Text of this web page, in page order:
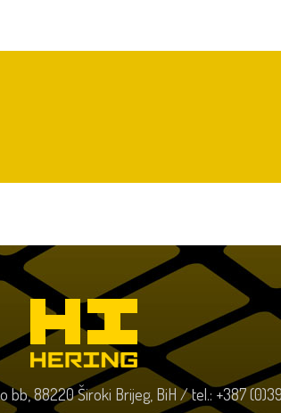
88220 Široki Brijeg, BiH / tel.: +387 (0)39